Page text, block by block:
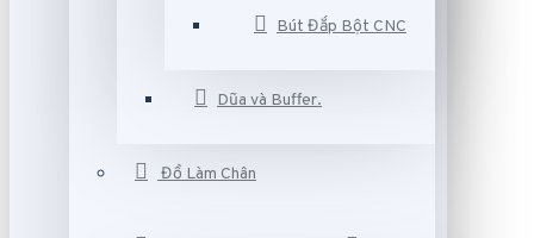
Bút Đắp Bột CNC
Dũa và Buffer.
Đồ Làm Chân